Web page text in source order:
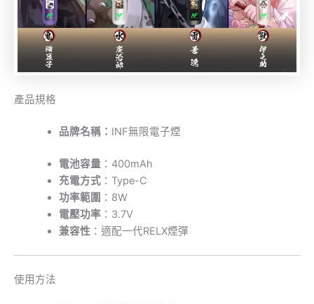
產品規格
品牌名稱： INF無限電子煙
電池容量：400mAh
充電方式：Type-C
功率範圍 ：8W
電壓功率：3.7V
兼容性：適配一代RELX煙彈
使用方法